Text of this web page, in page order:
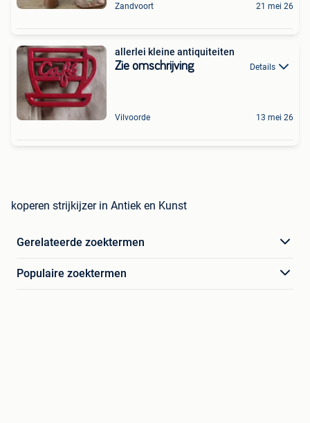
Zandvoort 21 mei 26
allerlei kleine antiquiteiten
Zie omschrijving Details
Vilvoorde 13 mei 26
koperen strijkijzer in Antiek en Kunst
Gerelateerde zoektermen
Populaire zoektermen